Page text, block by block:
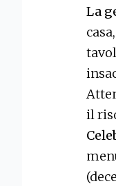
La
il